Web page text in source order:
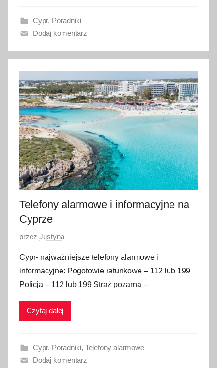
a
n
9
l
u
t
e
g
o
2
0
2
3
Cypr, Poradniki
Dodaj komentarz
Telefony alarmowe i informacyjne na
Cyprze
O
u
b
l
i
a
n
przez Justyna
Cypr- najważniejsze telefony alarmowe i
informacyjne: Pogotowie ratunkowe – 112 lub 199
Policja – 112 lub 199 Straż pożarna –
Czytaj dalej
Cypr, Poradniki, Telefony alarmowe
Dodaj komentarz